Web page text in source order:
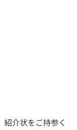
介状をご持参く